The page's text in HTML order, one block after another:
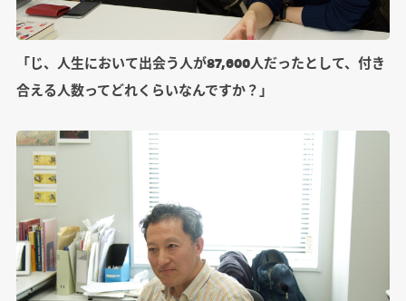
「じ、人生において出会う人が87,600人だったとして、付き
合える人数ってどれくらいなんですか？」